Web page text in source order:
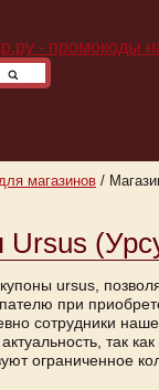
магазинов /
Ursus
ursus,
при
сотрудники
так
ограниченное